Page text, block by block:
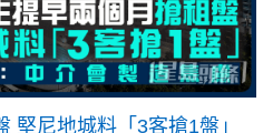
堅尼地城料「3客搶1盤」